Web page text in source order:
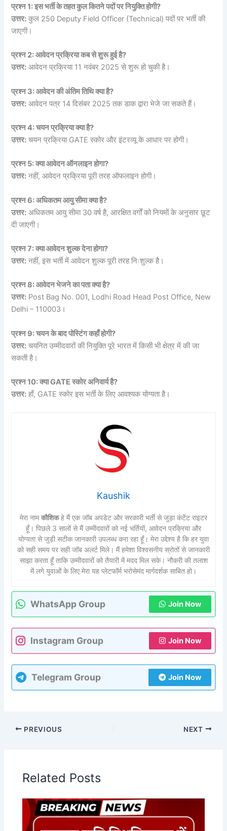
प्रश्न 1: इस भर्ती के तहत कुल कितने पदों पर नियुक्ति होगी?
उत्तर: कुल 250 Deputy Field Officer (Technical) पदों पर भर्ती की
जाएगी।
प्रश्न 2: आवेदन प्रक्रिया कब से शुरू हुई है?
उत्तर: आवेदन प्रक्रिया 11 नवंबर 2025 से शुरू हो चुकी है।
प्रश्न 3: आवेदन की अंतिम तिथि क्या है?
उत्तर: आवेदन पत्र 14 दिसंबर 2025 तक डाक द्वारा भेजे जा सकते हैं।
प्रश्न 4: चयन प्रक्रिया क्या है?
उत्तर: चयन प्रक्रिया GATE स्कोर और इंटरव्यू के आधार पर होगी।
प्रश्न 5: क्या आवेदन ऑनलाइन होगा?
उत्तर: नहीं, आवेदन प्रक्रिया पूरी तरह ऑफलाइन होगी।
प्रश्न 6: अधिकतम आयु सीमा क्या है?
उत्तर: अधिकतम आयु सीमा 30 वर्ष है, आरक्षित वर्गों को नियमों के अनुसार छूट
दी जाएगी।
प्रश्न 7: क्या आवेदन शुल्क देना होगा?
उत्तर: नहीं, इस भर्ती में आवेदन शुल्क पूरी तरह निःशुल्क है।
प्रश्न 8: आवेदन भेजने का पता क्या है?
उत्तर: Post Bag No. 001, Lodhi Road Head Post Office, New
Delhi – 110003।
प्रश्न 9: चयन के बाद पोस्टिंग कहाँ होगी?
उत्तर: चयनित उम्मीदवारों की नियुक्ति पूरे भारत में किसी भी क्षेत्र में की जा
सकती है।
प्रश्न 10: क्या GATE स्कोर अनिवार्य है?
उत्तर: हाँ, GATE स्कोर इस भर्ती के लिए आवश्यक योग्यता है।
Kaushik
मेरा नामकौशिकहे मैं एक जॉब अपडेट और सरकारी भर्ती से जुड़ा कंटेंट राइटर
हूँ। पिछले 3 सालों से मैं उम्मीदवारों को नई भर्तियों, आवेदन प्रक्रिया और
योग्यता से जुड़ी सटीक जानकारी उपलब्ध करा रहा हूँ। मेरा उद्देश्य है कि हर युवा
को सही समय पर सही जॉब अलर्ट मिले। मैं हमेशा विश्वसनीय स्रोतों से जानकारी
साझा करता हूँ ताकि उम्मीदवारों को तैयारी में मदद मिल सके। नौकरी की तलाश
में लगे युवाओं के लिए मेरा यह प्लेटफॉर्म भरोसेमंद मार्गदर्शक साबित हो।
WhatsApp Group Join Now
Instagram Group Join Now
Telegram Group Join Now
PREVIOUS NEXT
Related Posts